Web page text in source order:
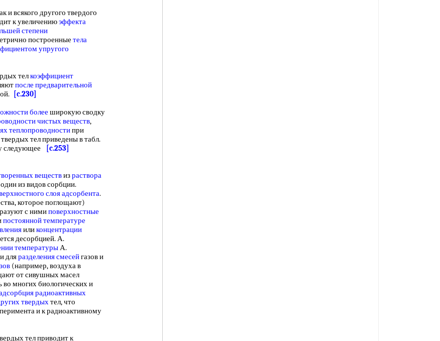
и всякого другого твердого
к увеличениюэффекта
степени
построенные тела
упругого
телкоэффициент
после предварительной
[c.230]
более широкую сводку
чистых веществ,
теплопроводностипри
твердых тел приведены в табл.
следующее [c.253]
веществизраствора
из видов сорбции.
слоя адсорбента.
которое поглощают)
с нимиповерхностные
постоянной температуре
иликонцентрации
десорбцией. А.
температурыА.
дляразделения смесейгазов и
(например, воздуха в
от сивушных масел
многих биологических и
радиоактивных
твердыхтел, что
и к радиоактивному
тел приводит к